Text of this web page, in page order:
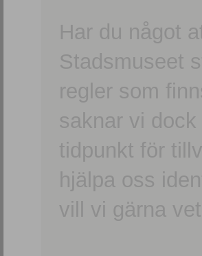
Har du något
Stadsmuseet
regler som
saknar vi
tidpunkt för
hjälpa oss
vill vi gärna